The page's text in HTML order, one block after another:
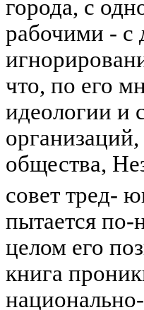
города, с
рабочими - с
что, по его
идеологии и
общества,
совет тред-
пытается по-
целом его
книга